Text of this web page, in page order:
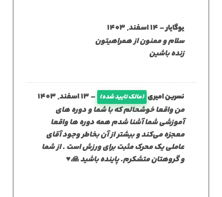
یوگایار–14 اسفند, 1403
سلام و ممنون از همراهیتون
زنده باشین
نسرین امیری (مالک تایید شده) –13 اسفند, 1403
من واقعا خوشحالم که با شما و دوره های
آموزشی شما آشنا شدم همه دوره ها واقعا
معجزه می‌کند و بیشتر از آن بخاطر وجود آقای
عاملی یک محرک مثبت برای ورزش است . از شما
و گروهتان متشکرم. پاینده باشید 🙏♥️